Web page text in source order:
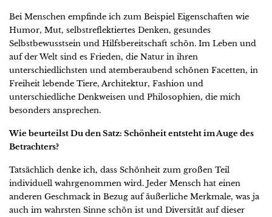
Bei Menschen empfinde ich zum Beispiel Eigenschaften wie
Humor, Mut, selbstreflektiertes Denken, gesundes
Selbstbewusstsein und Hilfsbereitschaft schön. Im Leben und
auf der Welt sind es Frieden, die Natur in ihren
unterschiedlichsten und atemberaubend schönen Facetten, in
Freiheit lebende Tiere, Architektur, Fashion und
unterschiedliche Denkweisen und Philosophien, die mich
besonders ansprechen.
Wie beurteilst Du den Satz: Schönheit entsteht im Auge des
Betrachters?
Tatsächlich denke ich, dass Schönheit zum großen Teil
individuell wahrgenommen wird. Jeder Mensch hat einen
anderen Geschmack in Bezug auf äußerliche Merkmale, was ja
auch im wahrsten Sinne schön ist und Diversität auf dieser